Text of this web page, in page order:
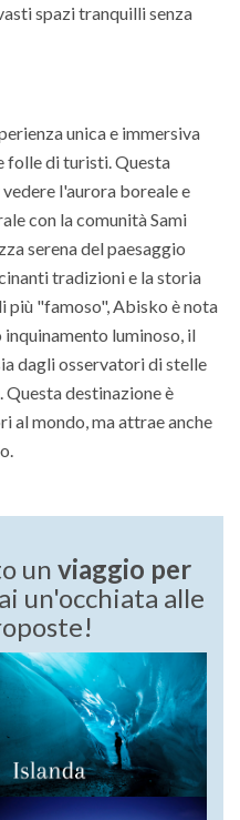
spazi tranquilli senza
unica e immersiva
folle di turisti. Questa
l'aurora boreale e
con la comunità Sami
serena del paesaggio
tradizioni e la storia
più "famoso", Abisko è nota
luminoso, il
dagli osservatori di stelle
destinazione è
al mondo, ma attrae anche
un viaggio per
un'occhiata alle